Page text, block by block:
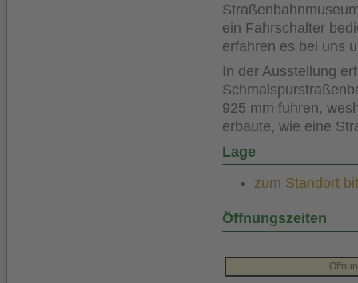
ein Fahrschalter
erfahren es bei uns
In der Ausstellung
925 mm fuhren,
erbaute, wie eine
Lage
zum Standort
Öffnungszeiten